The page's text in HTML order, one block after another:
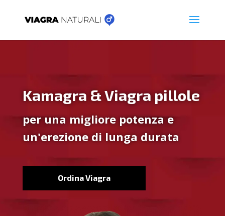
Kamagra & Viagra pillole
per una migliore potenza e
un'erezione di lunga durata
Ordina Viagra